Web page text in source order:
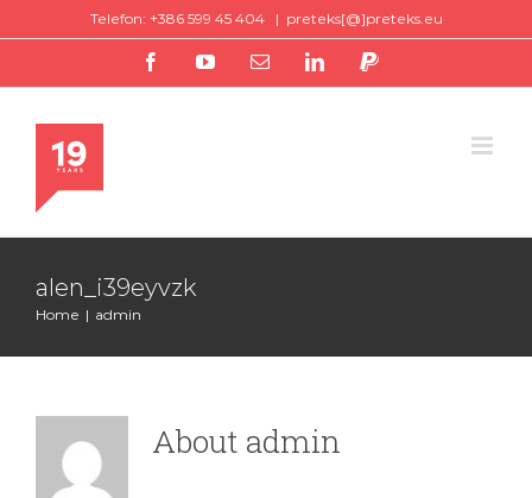
content
Telefon: +386 599 45 404 | preteks[@]preteks.eu
facebookyoutubeEmail linkedinpaypal
alen_i39eyvzk
Home | admin
About admin